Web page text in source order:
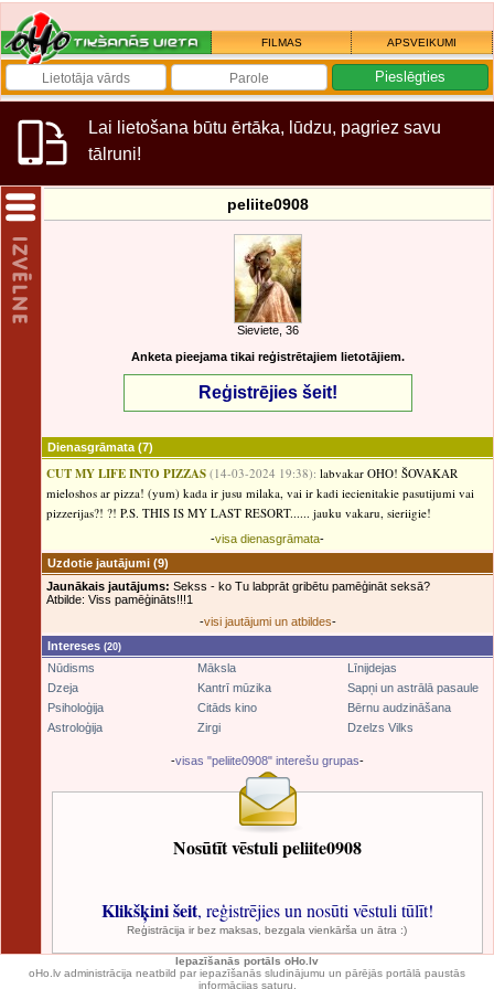
FILMAS APSVEIKUMI
Lai lietošana būtu ērtāka, lūdzu, pagriez savu
tālruni!
peliite0908
Sieviete, 36
Anketa pieejama tikai reģistrētajiem lietotājiem.
Reģistrējies šeit!
Dienasgrāmata (7)
CUT MY LIFE INTO PIZZAS (14-03-2024 19:38): labvakar OHO! ŠOVAKAR
mieloshos ar pizza! (yum) kada ir jusu milaka, vai ir kadi iecienitakie pasutijumi vai
pizzerijas?! ?! P.S. THIS IS MY LAST RESORT...... jauku vakaru, sieriigie!
-visa dienasgrāmata-
Uzdotie jautājumi (9)
Jaunākais jautājums: Sekss - ko Tu labprāt gribētu pamēģināt seksā?
Atbilde: Viss pamēģināts!!!1
-visi jautājumi un atbildes-
Intereses (20)
Nūdisms Māksla
Līnijdejas
Dzeja
Kantrī mūzika
Sapņi un astrālā pasaule
Psiholoģija
Citāds kino
Bērnu audzināšana
Astroloģija
Zirgi Dzelzs Vilks
-visas "peliite0908" interešu grupas-
Nosūtīt vēstuli peliite0908
Klikšķini šeit, reģistrējies un nosūti vēstuli tūlīt!
Reģistrācija ir bez maksas, bezgala vienkārša un ātra :)
Iepazīšanās portāls oHo.lv
oHo.lv administrācija neatbild par iepazīšanās sludinājumu un pārējās portālā paustās
informācijas saturu.